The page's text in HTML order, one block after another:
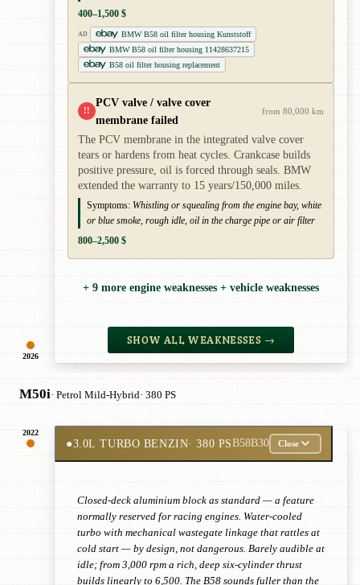
2026
400–1,500 $
AD
BMW B58 oil filter housing Kunststoff
BMW B58 oil filter housing 11428637215
B58 oil filter housing replacement
!!
PCV valve / valve cover
membrane failed
from 80,000 km
The PCV membrane in the integrated valve cover
tears or hardens from heat cycles. Crankcase builds
positive pressure, oil is forced through seals. BMW
extended the warranty to 15 years/150,000 miles.
Symptoms: Whistling or squealing from the engine bay, white
or blue smoke, rough idle, oil in the charge pipe or air filter
800–2,500 $
+ 9 more engine weaknesses + vehicle weaknesses
SHOW ALL WEAKNESSES →
M50i· Petrol Mild-Hybrid· 380 PS
2022
●3.0L TURBO BENZIN· 380 PSB58B30 Close
Closed-deck aluminium block as standard — a feature
normally reserved for racing engines. Water-cooled
turbo with mechanical wastegate linkage that rattles at
cold start — by design, not dangerous. Barely audible at
idle; from 3,000 rpm a rich, deep six-cylinder thrust
builds linearly to 6,500. The B58 sounds fuller than the